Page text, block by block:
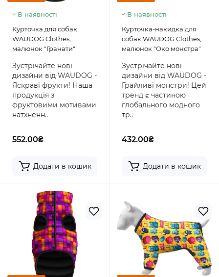
В наявності
Курточка для собак
WAUDOG Clothes,
малюнок "Гранати"
Зустрічайте нові
дизайни від WAUDOG -
Яскраві фрукти! Наша
продукція з
фруктовими мотивами
натхненн..
552.00₴
Додати в кошик
В наявності
Курточка-накидка для
собак WAUDOG Clothes,
малюнок "Око монстра"
Зустрічайте нові
дизайни від WAUDOG -
Грайливі монстри! Цей
тренд є частиною
глобального модного
тр..
432.00₴
Додати в кошик